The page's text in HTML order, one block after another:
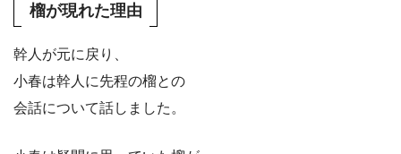
榴が現れた理由
幹人が元に戻り、
小春は幹人に先程の榴との
会話について話しました。